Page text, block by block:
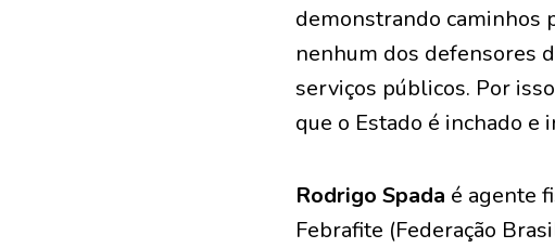
demonstrando caminhos
nenhum dos defensores
serviços públicos. Por
que o Estado é inchado e
Rodrigo Spada é agente
Febrafite (Federação